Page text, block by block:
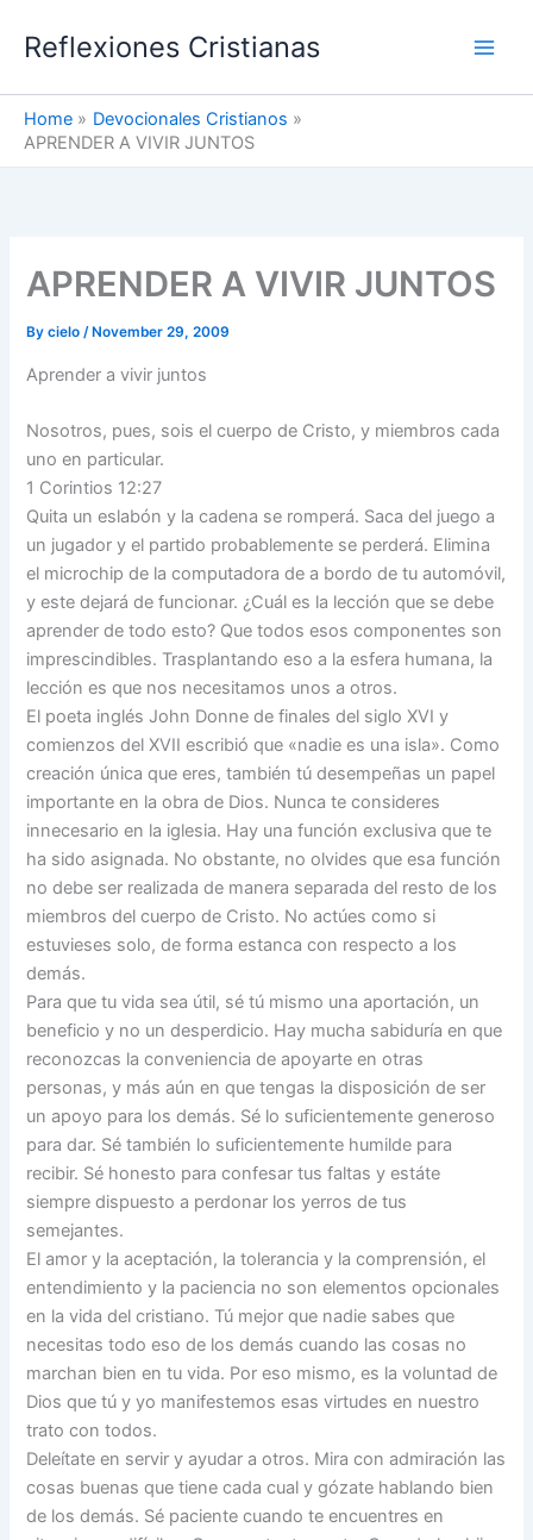
Reflexiones Cristianas
Home
Devocionales Cristianos
APRENDER A VIVIR JUNTOS
APRENDER A VIVIR JUNTOS
Bycielo/ November 29, 2009
Aprender a vivir juntos
Nosotros, pues, sois el cuerpo de Cristo, y miembros cada
uno en particular.
1 Corintios 12:27
Quita un eslabón y la cadena se romperá. Saca del juego a
un jugador y el partido probablemente se perderá. Elimina
el microchip de la computadora de a bordo de tu automóvil,
y este dejará de funcionar. ¿Cuál es la lección que se debe
aprender de todo esto? Que todos esos componentes son
imprescindibles. Trasplantando eso a la esfera humana, la
lección es que nos necesitamos unos a otros.
El poeta inglés John Donne de finales del siglo XVI y
comienzos del XVII escribió que «nadie es una isla». Como
creación única que eres, también tú desempeñas un papel
importante en la obra de Dios. Nunca te consideres
innecesario en la iglesia. Hay una función exclusiva que te
ha sido asignada. No obstante, no olvides que esa función
no debe ser realizada de manera separada del resto de los
miembros del cuerpo de Cristo. No actúes como si
estuvieses solo, de forma estanca con respecto a los
demás.
Para que tu vida sea útil, sé tú mismo una aportación, un
beneficio y no un desperdicio. Hay mucha sabiduría en que
reconozcas la conveniencia de apoyarte en otras
personas, y más aún en que tengas la disposición de ser
un apoyo para los demás. Sé lo suficientemente generoso
para dar. Sé también lo suficientemente humilde para
recibir. Sé honesto para confesar tus faltas y estáte
siempre dispuesto a perdonar los yerros de tus
semejantes.
El amor y la aceptación, la tolerancia y la comprensión, el
entendimiento y la paciencia no son elementos opcionales
en la vida del cristiano. Tú mejor que nadie sabes que
necesitas todo eso de los demás cuando las cosas no
marchan bien en tu vida. Por eso mismo, es la voluntad de
Dios que tú y yo manifestemos esas virtudes en nuestro
trato con todos.
Deleítate en servir y ayudar a otros. Mira con admiración las
cosas buenas que tiene cada cual y gózate hablando bien
de los demás. Sé paciente cuando te encuentres en